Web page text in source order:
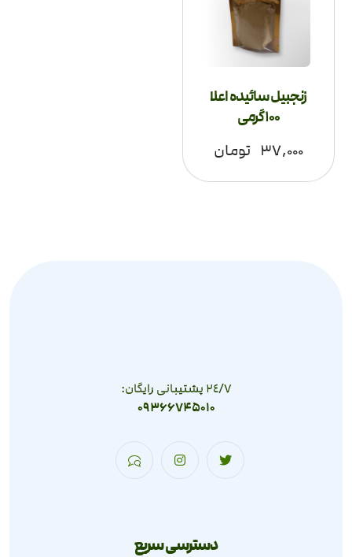
زنجبیل سائیده اعلا
100 گرمی
۳۷,۰۰۰ تومان
٢٤/٧ پشتیبانی رایگان:
09366745010
دسترسی سریع